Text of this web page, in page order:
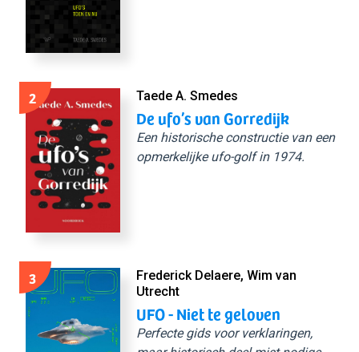
2 Taede A. Smedes
De ufo’s van Gorredijk
Een historische constructie van een
opmerkelijke ufo-golf in 1974.
3
Frederick Delaere, Wim van
Utrecht
UFO - Niet te geloven
Perfecte gids voor verklaringen,